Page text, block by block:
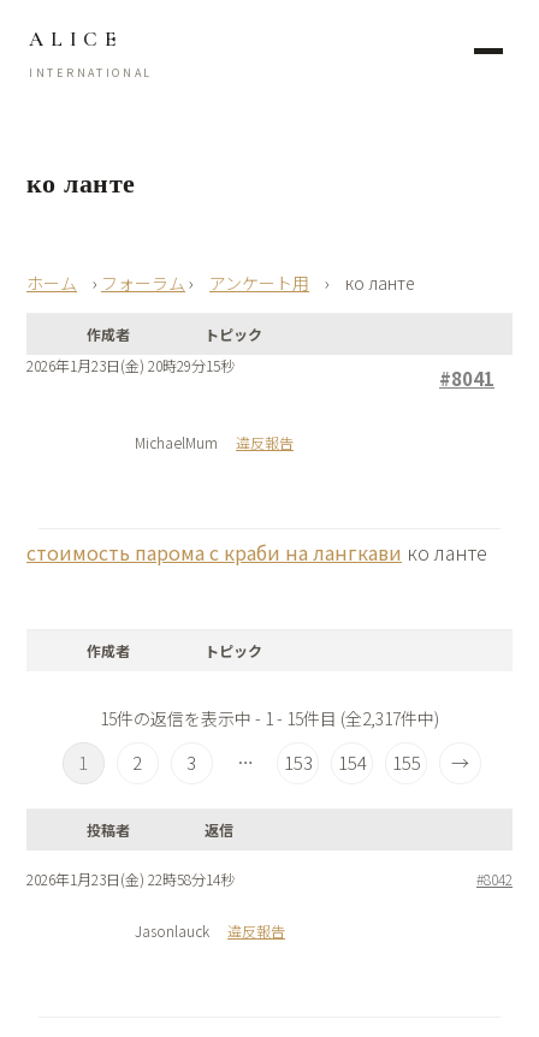
ALICE
INTERNATIONAL
ко ланте
› フォーラム › アンケート用 › ко ланте
作成者
トピック
2026年1月23日(金) 20時29分15秒
#8041
MichaelMum 違反報告
стоимость парома с краби на лангкави ко ланте
作成者 トピック
15件の返信を表示中 - 1 - 15件目 (全2,317件中)
1 2 3 … 153 154 155 →
投稿者 返信
2026年1月23日(金) 22時58分14秒 #8042
Jasonlauck 違反報告